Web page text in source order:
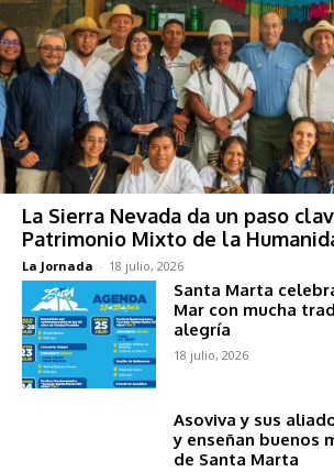
La Sierra Nevada da un paso
Patrimonio Mixto de la
La Jornada - 18 julio, 2026
Santa Marta
Mar con mucha
alegría
18 julio, 2026
Asoviva y sus
y enseñan buenos
de Santa Marta